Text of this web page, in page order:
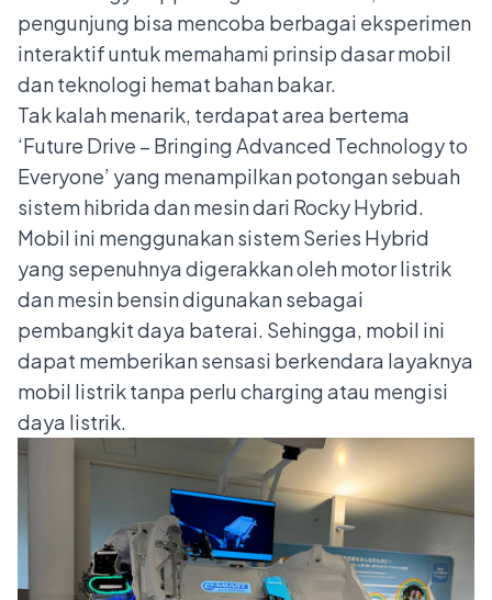
pengunjung bisa mencoba berbagai eksperimen
interaktif untuk memahami prinsip dasar mobil
dan teknologi hemat bahan bakar.
Tak kalah menarik, terdapat area bertema
‘Future Drive – Bringing Advanced Technology to
Everyone’ yang menampilkan potongan sebuah
sistem hibrida dan mesin dari Rocky Hybrid.
Mobil ini menggunakan sistem Series Hybrid
yang sepenuhnya digerakkan oleh motor listrik
dan mesin bensin digunakan sebagai
pembangkit daya baterai. Sehingga, mobil ini
dapat memberikan sensasi berkendara layaknya
mobil listrik tanpa perlu charging atau mengisi
daya listrik.